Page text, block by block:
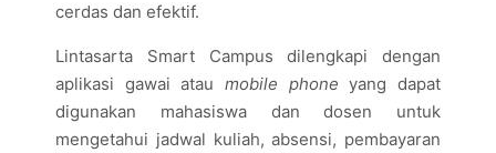
cerdas dan efektif.
Lintasarta Smart Campus dilengkapi dengan
aplikasi gawai atau mobile phone yang dapat
digunakan mahasiswa dan dosen untuk
mengetahui jadwal kuliah, absensi, pembayaran